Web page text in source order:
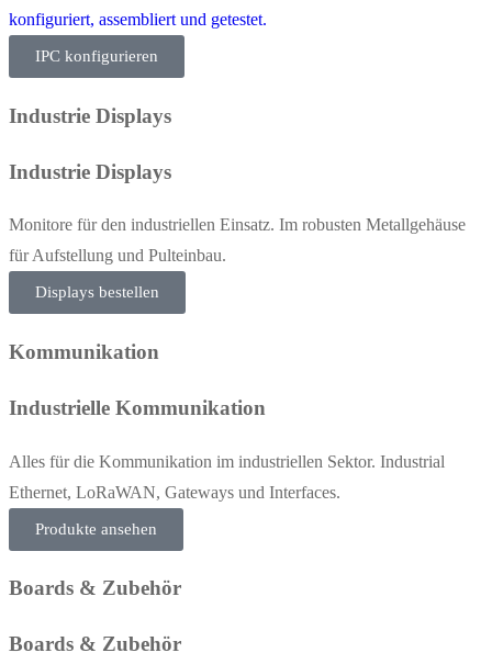
konfiguriert, assembliert und getestet.
IPC konfigurieren
Industrie Displays
Industrie Displays
Monitore für den industriellen Einsatz. Im robusten Metallgehäuse
für Aufstellung und Pulteinbau.
Displays bestellen
Kommunikation
Industrielle Kommunikation
Alles für die Kommunikation im industriellen Sektor. Industrial
Ethernet, LoRaWAN, Gateways und Interfaces.
Produkte ansehen
Boards & Zubehör
Boards & Zubehör